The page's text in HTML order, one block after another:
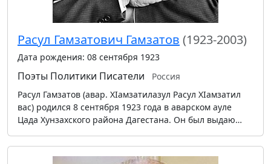
Расул Гамзатович Гамзатов (1923-2003)
Дата рождения: 08 сентября 1923
Поэты Политики Писатели
Россия
Расул Гамзатов (авар. Хӏамзатилазул Расул Хӏамзатил
вас) родился 8 сентября 1923 года в аварском ауле
Цада Хунзахского района Дагестана. Он был выдаю…